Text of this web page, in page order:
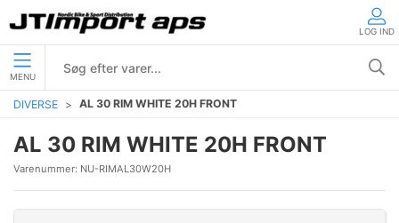
LOG IND
MENU
DIVERSE AL 30 RIM WHITE 20H FRONT
AL 30 RIM WHITE 20H FRONT
Varenummer: NU-RIMAL30W20H